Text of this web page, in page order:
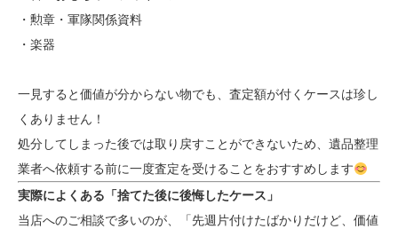
・勲章・軍隊関係資料
・楽器
一見すると価値が分からない物でも、査定額が付くケースは珍し
くありません！
処分してしまった後では取り戻すことができないため、遺品整理
業者へ依頼する前に一度査定を受けることをおすすめします
実際によくある「捨てた後に後悔したケース」
当店へのご相談で多いのが、「先週片付けたばかりだけど、価値